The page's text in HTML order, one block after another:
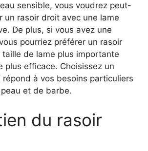
sensible, vous voudrez peut-
un rasoir droit avec une lame
De plus, si vous avez une
pourriez préférer un rasoir
de lame plus importante
plus efficace. Choisissez un
répond à vos besoins particuliers
et de barbe.
du rasoir